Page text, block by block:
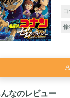
修
なのレビュー